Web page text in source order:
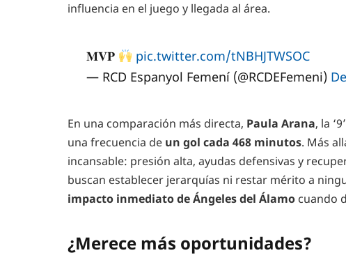
influencia en el juego y llegada al área.
𝐌𝐕𝐏
pic.twitter.com/tNBHJTWSOC
— RCD Espanyol Femení (@RCDEFemeni)
En una comparación más directa, Paula Arana, la
una frecuencia de un gol cada 468 minutos. Más
incansable: presión alta, ayudas defensivas y
buscan establecer jerarquías ni restar mérito a
impacto inmediato de Ángelesdel Álamo cuando
¿Merece más oportunidades?